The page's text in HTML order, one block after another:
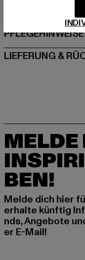
GRÖSSE &
PFLEGEHINWEISE
LIEFERUNG &
MELDE
BEN!
Melde dich hier
erhalte künftig
nds, Angebote
er E-Mail!